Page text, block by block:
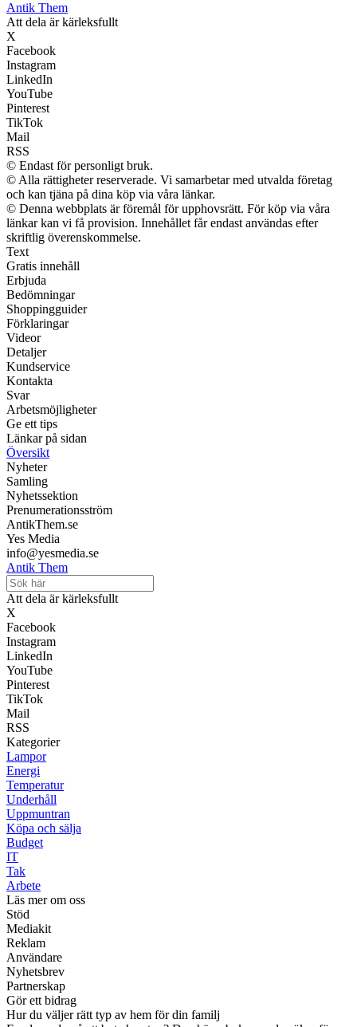
Antik Them
Att dela är kärleksfullt
X
Facebook
Instagram
LinkedIn
YouTube
Pinterest
TikTok
Mail
RSS
© Endast för personligt bruk.
© Alla rättigheter reserverade. Vi samarbetar med utvalda företag
och kan tjäna på dina köp via våra länkar.
© Denna webbplats är föremål för upphovsrätt. För köp via våra
länkar kan vi få provision. Innehållet får endast användas efter
skriftlig överenskommelse.
Text
Gratis innehåll
Erbjuda
Bedömningar
Shoppingguider
Förklaringar
Videor
Detaljer
Kundservice
Kontakta
Svar
Arbetsmöjligheter
Ge ett tips
Länkar på sidan
Översikt
Nyheter
Samling
Nyhetssektion
Prenumerationsström
AntikThem.se
Yes Media
info@yesmedia.se
Antik Them
Att dela är kärleksfullt
X
Facebook
Instagram
LinkedIn
YouTube
Pinterest
TikTok
Mail
RSS
Kategorier
Lampor
Energi
Temperatur
Underhåll
Uppmuntran
Köpa och sälja
Budget
IT
Tak
Arbete
Läs mer om oss
Stöd
Mediakit
Reklam
Användare
Nyhetsbrev
Partnerskap
Gör ett bidrag
Hur du väljer rätt typ av hem för din familj